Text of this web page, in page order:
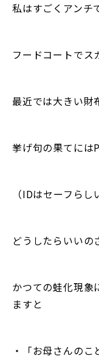
私はすごくアンチ
フードコートでス
最近では大きい財
挙げ句の果てには
（IDはセーフらし
どうしたらいいの
かつての蛙化現象
ますと
・「お母さんのこ